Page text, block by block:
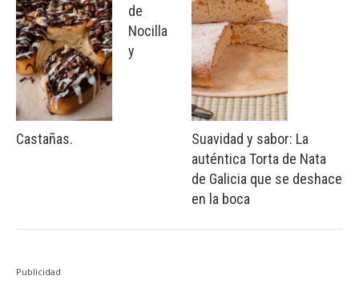
de
Nocilla
y
Castañas.
Suavidad y sabor: La
auténtica Torta de Nata
de Galicia que se deshace
en la boca
Publicidad